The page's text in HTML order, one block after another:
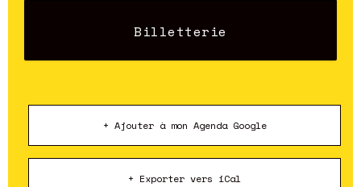
Billetterie
+ Ajouter à mon Agenda Google
+ Exporter vers iCal